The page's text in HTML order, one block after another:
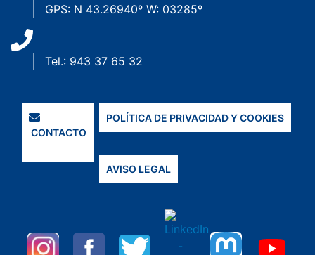
GPS: N 43.26940º W: 03285º
Tel.: 943 37 65 32
CONTACTO
POLÍTICA DE PRIVACIDAD Y COOKIES
AVISO LEGAL